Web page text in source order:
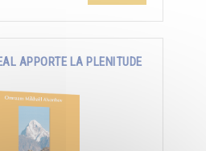
APPORTE LA PLENITUDE